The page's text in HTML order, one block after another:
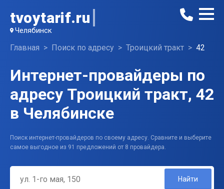
tvoytarif.ru
Челябинск
Главная Поиск по адресу Троицкий тракт 42
Интернет-провайдеры по
адресу Троицкий тракт, 42
в Челябинске
Поиск интернет-провайдеров по своему адресу. Сравните и выберите
самое выгодное из 91 предложений от 8 провайдера.
Найти